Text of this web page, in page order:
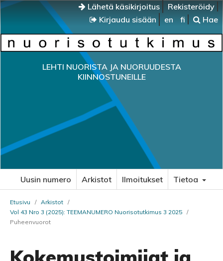
Lähetä käsikirjoitus
Rekisteröidy
Kirjaudu sisään
en fi Hae
LEHTI NUORISTA JA NUORUUDESTA
KIINNOSTUNEILLE
Uusin numero Arkistot Ilmoitukset Tietoa
Etusivu / Arkistot /
Vol 43 Nro 3 (2025): TEEMANUMERO Nuorisotutkimus 3 2025 /
Puheenvuorot